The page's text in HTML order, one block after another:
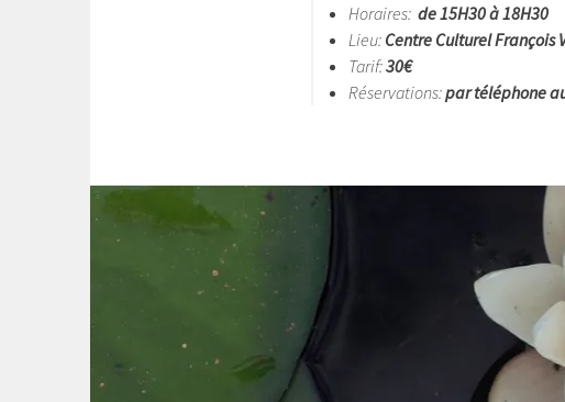
Horaires: de 15H30 à 18H30
Lieu: Centre Culturel François
Tarif:30€
Réservations:par téléphone